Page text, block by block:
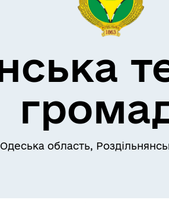
Пам’яті
Одеська область,